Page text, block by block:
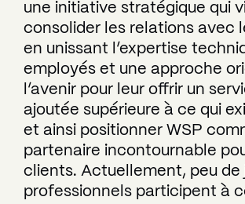
une initiative stratégique qui
consolider les relations avec
en unissant l’expertise
employés et une approche
l’avenir pour leur offrir un
ajoutée supérieure à ce qui
et ainsi positionner WSP
partenaire incontournable
clients. Actuellement, peu de
professionnels participent à